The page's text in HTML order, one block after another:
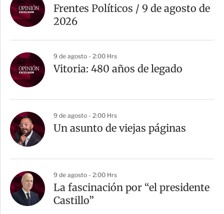
r
t
Frentes Políticos / 9 de agosto de
2026
9 de agosto - 2:00 Hrs
Vitoria: 480 años de legado
9 de agosto - 2:00 Hrs
Un asunto de viejas páginas
9 de agosto - 2:00 Hrs
La fascinación por “el presidente
Castillo”